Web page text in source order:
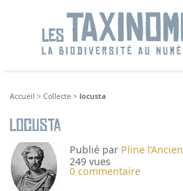
Accueil >Collecte >locusta
locusta
Publié par Pline l’Ancien
249 vues
0 commentaire